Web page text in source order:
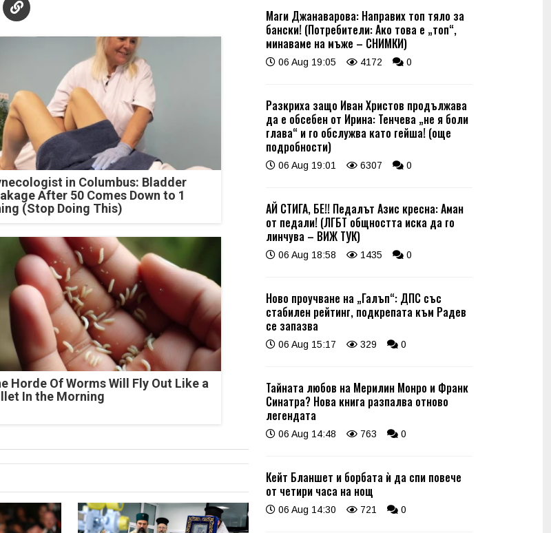
in Columbus: Bladder
After 50 Comes Down to 1
(Stop Doing This)
Horde Of Worms Will Fly Out Like a
In the Morning
Маги Джанаварова: Направих топ тяло за
бански! (Потребители: Ако това е „топ“,
минаваме на мъже – СНИМКИ)
06 Aug 19:05 4172 0
Разкриха защо Иван Христов продължава
да е обсебен от Ирина: Тенчева „не я боли
глава“ и го обслужва като гейша! (още
подробности)
06 Aug 19:01 6307 0
АЙ СТИГА, БЕ!! Педалът Азис кресна: Аман
от педали! (ЛГБТ общността иска да го
линчува – ВИЖ ТУК)
06 Aug 18:58 1435 0
Ново проучване на „Галъп“: ДПС със
стабилен рейтинг, подкрепата към Радев
се запазва
06 Aug 15:17 329 0
Тайната любов на Мерилин Монро и Франк
Синатра? Нова книга разпалва отново
легендата
06 Aug 14:48 763 0
Кейт Бланшет и борбата ѝ да спи повече
от четири часа на нощ
06 Aug 14:30 721 0